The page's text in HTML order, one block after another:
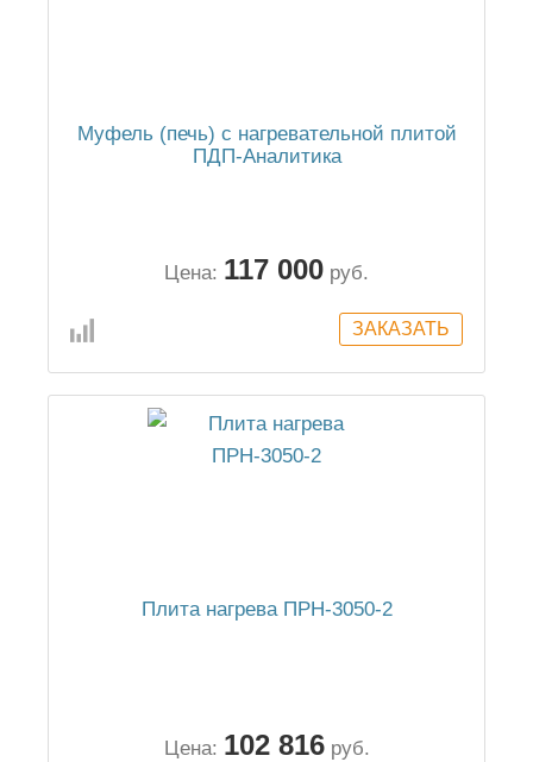
Муфель (печь) с нагревательной плитой
ПДП-Аналитика
Цена: 117 000 руб.
Плита нагрева ПРН-3050-2
Цена: 102 816 руб.